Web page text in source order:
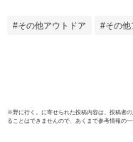
その他アウトドア その
※野に行く。 に寄せられた投稿内容は、投稿者
ることはできませんので、あくまで参考情報の一